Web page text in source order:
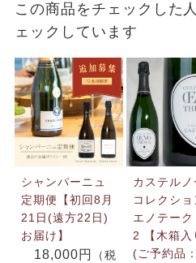
この商品をチェックした
ェックしています
シャンパーニュ
定期便【初回8月
21日(遠方22日)
お届け】
18,000円
（税
カステル
コレクシ
エノテー
2 【木箱入
(ご予約品